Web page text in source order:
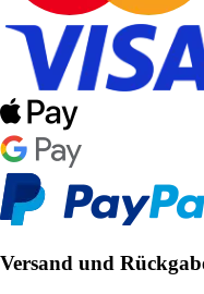
Versand und